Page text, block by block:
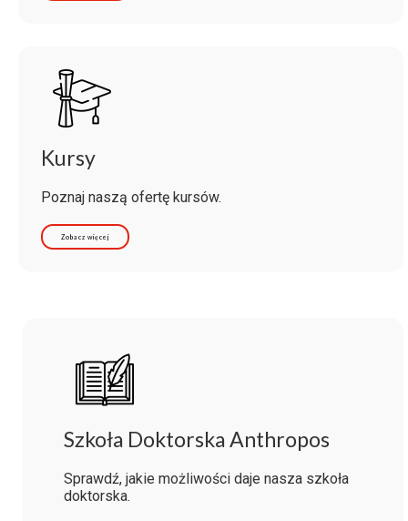
Kursy
Poznaj naszą ofertę kursów.
Zobacz więcej
Szkoła Doktorska Anthropos
Sprawdź, jakie możliwości daje nasza szkoła
doktorska.